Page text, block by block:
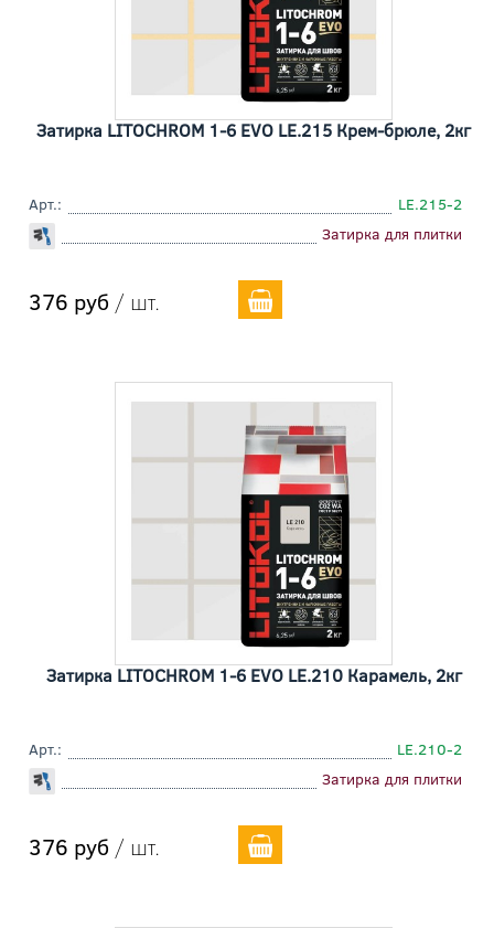
Затирка LITOCHROM 1-6 EVO LE.215 Крем-брюле, 2кг
Арт.:
LE.215-2
Затирка для плитки
376 руб / шт.
Затирка LITOCHROM 1-6 EVO LE.210 Карамель, 2кг
Арт.:
LE.210-2
Затирка для плитки
376 руб / шт.